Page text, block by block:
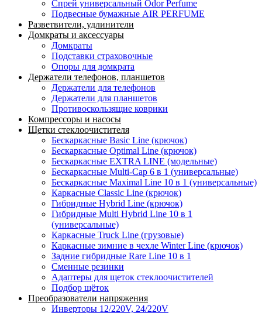
Спрей универсальный Odor Perfume
Подвесные бумажные AIR PERFUME
Разветвители, удлинители
Домкраты и аксессуары
Домкраты
Подставки страховочные
Опоры для домкрата
Держатели телефонов, планшетов
Держатели для телефонов
Держатели для планшетов
Противоскользящие коврики
Компрессоры и насосы
Щетки стеклоочистителя
Бескаркасные Basic Line (крючок)
Бескаркасные Optimal Line (крючок)
Бескаркасные EXTRA LINE (модельные)
Бескаркасные Multi-Cap 6 в 1 (универсальные)
Бескаркасные Maximal Line 10 в 1 (универсальные)
Каркасные Classic Line (крючок)
Гибридные Hybrid Line (крючок)
Гибридные Multi Hybrid Line 10 в 1
(универсальные)
Каркасные Truck Line (грузовые)
Каркасные зимние в чехле Winter Line (крючок)
Задние гибридные Rare Line 10 в 1
Сменные резинки
Адаптеры для щеток стеклоочистителей
Подбор щёток
Преобразователи напряжения
Инверторы 12/220V, 24/220V